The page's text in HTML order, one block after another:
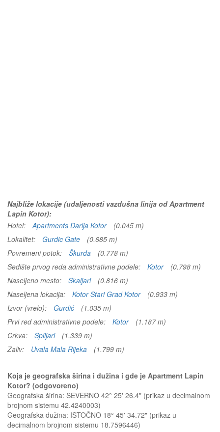
Najbliže lokacije (udaljenosti vazdušna linija od Apartment
Lapin Kotor):
Hotel:
Apartments Darija Kotor
(0.045 m)
Lokalitet:
Gurdic Gate
(0.685 m)
Povremeni potok:
Škurda
(0.778 m)
Sedište prvog reda administrativne podele:
Kotor
(0.798 m)
Naseljeno mesto:
Škaljari
(0.816 m)
Naseljena lokacija:
Kotor Stari Grad Kotor
(0.933 m)
Izvor (vrelo):
Gurdić
(1.035 m)
Prvi red administrativne podele:
Kotor
(1.187 m)
Crkva:
Špiljari
(1.339 m)
Zaliv:
Uvala Mala Rijeka (1.799 m)
Koja je geografska širina i dužina i gde je Apartment Lapin
Kotor? (odgovoreno)
Geografska širina: SEVERNO 42° 25' 26.4" (prikaz u decimalnom
brojnom sistemu 42.4240003)
Geografska dužina: ISTOČNO 18° 45' 34.72" (prikaz u
decimalnom brojnom sistemu 18.7596446)